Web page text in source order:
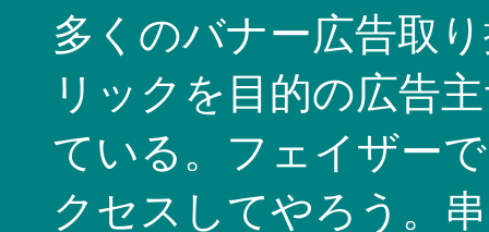
多くのバナー広告取
リックを目的の広告
ている。フェイザー
クセスしてやろう。